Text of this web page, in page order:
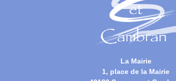
La Mairie
1, place de la Mairie